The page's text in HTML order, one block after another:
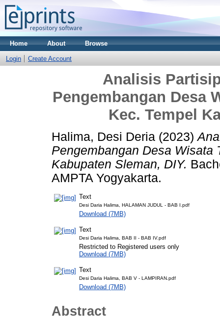
Home About Browse
Login Create Account
Analisis
Pengembangan Desa
Kec. Tempel
Halima, Desi Deria (2023)
Pengembangan Desa Wisata
Kabupaten Sleman, DIY.
AMPTA Yogyakarta.
Text
Desi Daria Halima, HALAMAN JUDUL - BAB I.pdf
Download (7MB)
Text
Desi Daria Halima, BAB II - BAB IV.pdf
Restricted to Registered users only
Download (7MB)
Text
Desi Daria Halima, BAB V - LAMPIRAN.pdf
Download (7MB)
Abstract